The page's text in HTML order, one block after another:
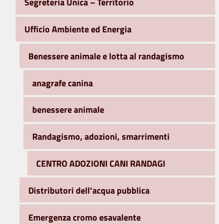
Ufficio Ambiente ed Energia
Benessere animale e lotta al randagismo
anagrafe canina
benessere animale
Randagismo, adozioni, smarrimenti
CENTRO ADOZIONI CANI RANDAGI
Distributori dell’acqua pubblica
Emergenza cromo esavalente